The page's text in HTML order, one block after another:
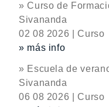
» Curso de
Sivananda
02 08 2026 | Curso
» más info
» Escuela de
Sivananda
06 08 2026 | Curso